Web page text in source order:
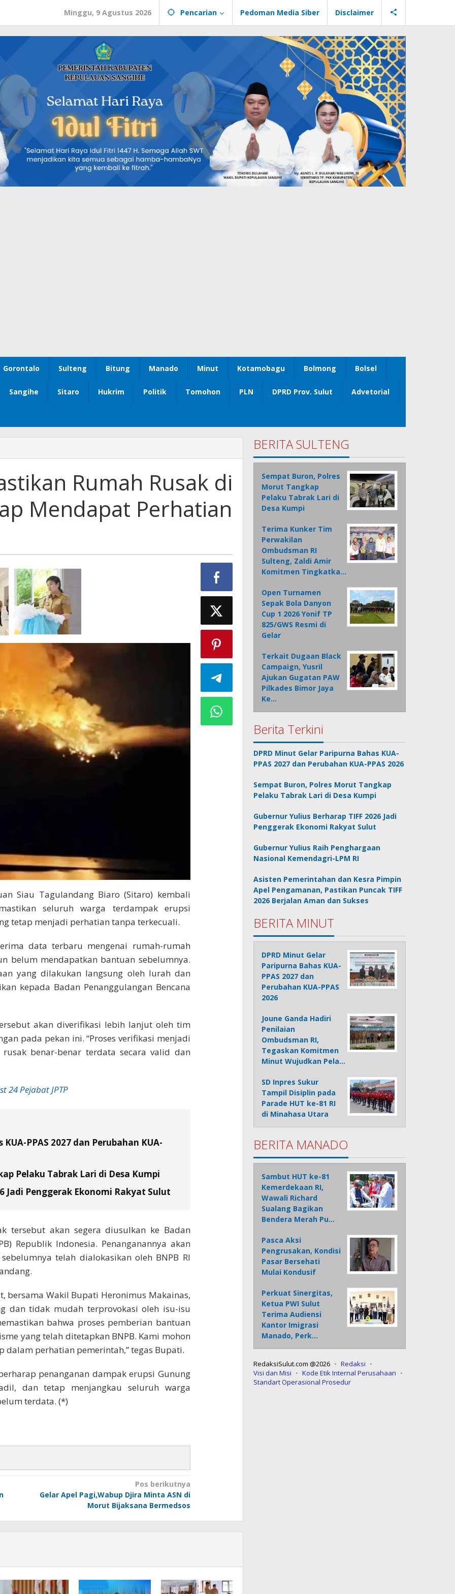
Minggu, 9 Agustus 2026 Pencarian Pedoman Media Siber Disclaimer
Gorontalo Sulteng Bitung Manado Minut Kotamobagu Bolmong Bolsel
Sangihe Sitaro Hukrim Politik Tomohon PLN DPRD Prov. Sulut Advetorial
Rumah Rusak di
Mendapat Perhatian
Siau Tagulandang Biaro (Sitaro) kembali
seluruh warga terdampak erupsi
tetap menjadi perhatian tanpa terkecuali.
data terbaru mengenai rumah-rumah
belum mendapatkan bantuan sebelumnya.
yang dilakukan langsung oleh lurah dan
kepada Badan Penanggulangan Bencana
akan diverifikasi lebih lanjut oleh tim
pada pekan ini. “Proses verifikasi menjadi
benar-benar terdata secara valid dan
24 Pejabat JPTP
PPAS 2027 dan Perubahan KUA-
Pelaku Tabrak Lari di Desa Kumpi
Jadi Penggerak Ekonomi Rakyat Sulut
tersebut akan segera diusulkan ke Badan
Republik Indonesia. Penanganannya akan
telah dialokasikan oleh BNPB RI
bersama Wakil Bupati Heronimus Makainas,
dan tidak mudah terprovokasi oleh isu-isu
bahwa proses pemberian bantuan
yang telah ditetapkan BNPB. Kami mohon
dalam perhatian pemerintah,” tegas Bupati.
penanganan dampak erupsi Gunung
dan tetap menjangkau seluruh warga
terdata. (*)
Pos berikutnya
Gelar Apel Pagi,Wabup Djira Minta ASN di
Morut Bijaksana Bermedsos
BERITA SULTENG
Sempat Buron, Polres
Morut Tangkap
Pelaku Tabrak Lari di
Desa Kumpi
Terima Kunker Tim
Perwakilan
Ombudsman RI
Sulteng, Zaldi Amir
Komitmen Tingkatka…
Open Turnamen
Sepak Bola Danyon
Cup 1 2026 Yonif TP
825/GWS Resmi di
Gelar
Terkait Dugaan Black
Campaign, Yusril
Ajukan Gugatan PAW
Pilkades Bimor Jaya
Ke…
Berita Terkini
DPRD Minut Gelar Paripurna Bahas KUA-
PPAS 2027 dan Perubahan KUA-PPAS 2026
Sempat Buron, Polres Morut Tangkap
Pelaku Tabrak Lari di Desa Kumpi
Gubernur Yulius Berharap TIFF 2026 Jadi
Penggerak Ekonomi Rakyat Sulut
Gubernur Yulius Raih Penghargaan
Nasional Kemendagri-LPM RI
Asisten Pemerintahan dan Kesra Pimpin
Apel Pengamanan, Pastikan Puncak TIFF
2026 Berjalan Aman dan Sukses
BERITA MINUT
DPRD Minut Gelar
Paripurna Bahas KUA-
PPAS 2027 dan
Perubahan KUA-PPAS
2026
Joune Ganda Hadiri
Penilaian
Ombudsman RI,
Tegaskan Komitmen
Minut Wujudkan Pela…
SD Inpres Sukur
Tampil Disiplin pada
Parade HUT ke-81 RI
di Minahasa Utara
BERITA MANADO
Sambut HUT ke-81
Kemerdekaan RI,
Wawali Richard
Sualang Bagikan
Bendera Merah Pu…
Pasca Aksi
Pengrusakan, Kondisi
Pasar Bersehati
Mulai Kondusif
Perkuat Sinergitas,
Ketua PWI Sulut
Terima Audiensi
Kantor Imigrasi
Manado, Perk…
RedaksiSulut.com @2026
Redaksi
Visi dan Misi
Kode Etik Internal Perusahaan
Standart Operasional Prosedur